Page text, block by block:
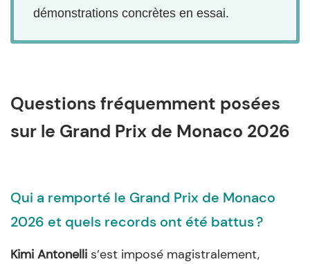
démonstrations concrètes en essai.
Questions fréquemment posées
sur le Grand Prix de Monaco 2026
Qui a remporté le Grand Prix de Monaco
2026 et quels records ont été battus ?
Kimi Antonelli s’est imposé magistralement,